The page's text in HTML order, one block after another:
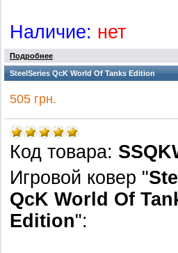
Наличие: нет
Подробнее
SteelSeries QcK World Of Tanks Edition
505 грн.
Код товара:
Игровой ковер "
QcK World Of
Edition":